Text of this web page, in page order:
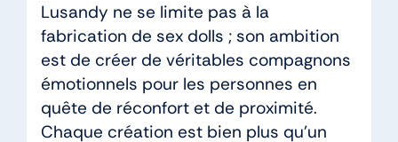
Lusandy ne se limite pas à la
fabrication de sex dolls ; son ambition
est de créer de véritables compagnons
émotionnels pour les personnes en
quête de réconfort et de proximité.
Chaque création est bien plus qu’un